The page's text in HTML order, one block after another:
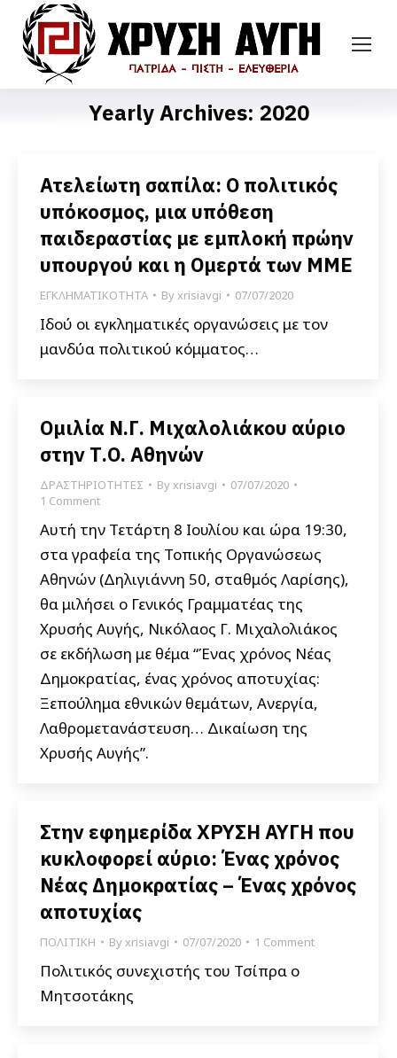
Yearly Archives: 2020
Ατελείωτη σαπίλα: Ο πολιτικός
υπόκοσμος, μια υπόθεση
παιδεραστίας με εμπλοκή πρώην
υπουργού και η Ομερτά των ΜΜΕ
ΕΓΚΛΗΜΑΤΙΚΟΤΗΤΑ Byxrisiavgi 07/07/2020
Ιδού οι εγκληματικές οργανώσεις με τον
μανδύα πολιτικού κόμματος…
Ομιλία Ν.Γ. Μιχαλολιάκου αύριο
στην Τ.Ο. Αθηνών
ΔΡΑΣΤΗΡΙΟΤΗΤΕΣ Byxrisiavgi
07/07/2020
1 Comment
Αυτή την Τετάρτη 8 Ιουλίου και ώρα 19:30,
στα γραφεία της Τοπικής Οργανώσεως
Αθηνών (Δηλιγιάννη 50, σταθμός Λαρίσης),
θα μιλήσει ο Γενικός Γραμματέας της
Χρυσής Αυγής, Νικόλαος Γ. Μιχαλολιάκος
σε εκδήλωση με θέμα “Ένας χρόνος Νέας
Δημοκρατίας, ένας χρόνος αποτυχίας:
Ξεπούλημα εθνικών θεμάτων, Ανεργία,
Λαθρομετανάστευση… Δικαίωση της
Χρυσής Αυγής”.
Στην εφημερίδα ΧΡΥΣΗ ΑΥΓΗ που
κυκλοφορεί αύριο: Ένας χρόνος
Νέας Δημοκρατίας – Ένας χρόνος
αποτυχίας
ΠΟΛΙΤΙΚΗ Byxrisiavgi 07/07/2020 1 Comment
Πολιτικός συνεχιστής του Τσίπρα ο
Μητσοτάκης